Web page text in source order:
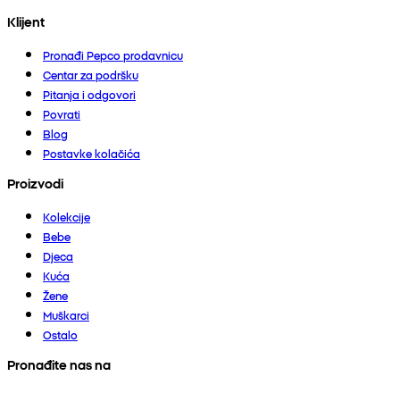
Klijent
Pronađi Pepco prodavnicu
Centar za podršku
Pitanja i odgovori
Povrati
Blog
Postavke kolačića
Proizvodi
Kolekcije
Bebe
Djeca
Kuća
Žene
Muškarci
Ostalo
Pronađite nas na